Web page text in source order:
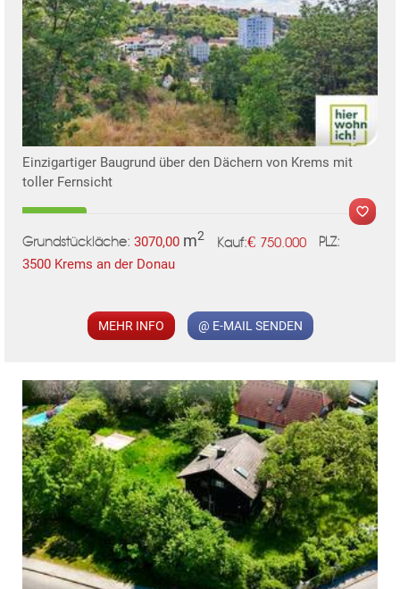
KLIS
KLIS
Einzigartiger Baugrund über den Dächern von Krems mit
toller Fernsicht
Grundstückläche: 3070,00 m2 Kauf:€ 750.000 PLZ:
3500 Krems an der Donau
MEHR INFO @ E-MAIL SENDEN